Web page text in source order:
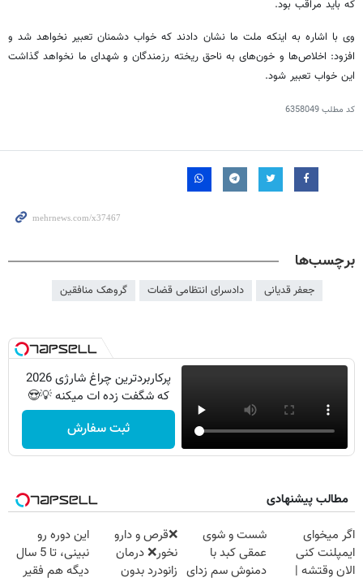
که باید مراقب بود.
وی با اشاره به اینکه ملت ما نشان دادند که خواب دشمنان تعبیر نخواهد شد و
افزود: اخلاص‌ها و خون‌های به ناحق ریخته رزمندگان و شهدای ما نخواهد گذاشت
این خواب تعبیر شود.
کد مطلب6358049
برچسب‌ها
جعفر قدیانی دادسرای انتظامی قضات گروهک منافقین
پرکاربردترین چراغ شارژی 2026
که شگفت زده ات میکنه 💡😍
ثبت سفارش
مطالب پیشنهادی
اگر میخوای
ایمپلنت کنی
الان وقتشه |
شست و شوی
عمقی کبد با
دمنوش سم زدای
❌قرص‌ و دارو
نخور❌ درمان
زانودرد بدون
این دوره رو
نبینی، تا 5 سال
دیگه هم فقیر